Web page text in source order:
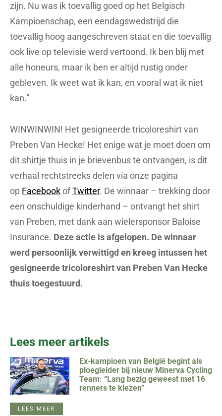
zijn. Nu was ik toevallig goed op het Belgisch
Kampioenschap, een eendagswedstrijd die
toevallig hoog aangeschreven staat en die toevallig
ook live op televisie werd vertoond. Ik ben blij met
alle honeurs, maar ik ben er altijd rustig onder
gebleven. Ik weet wat ik kan, en vooral wat ik niet
kan.”
WINWINWIN! Het gesigneerde tricoloreshirt van
Preben Van Hecke! Het enige wat je moet doen om
dit shirtje thuis in je brievenbus te ontvangen, is dit
verhaal rechtstreeks delen via onze pagina
op FacebookofTwitter. De winnaar – trekking door
een onschuldige kinderhand – ontvangt het shirt
van Preben, met dank aan wielersponsor Baloise
Insurance. Deze actie is afgelopen. De winnaar
werd persoonlijk verwittigd en kreeg intussen het
gesigneerde tricoloreshirt van Preben Van Hecke
thuis toegestuurd.
Lees meer artikels
Ex-kampioen van België begint als
ploegleider bij nieuw Minerva Cycling
Team: “Lang bezig geweest met 16
renners te kiezen”
LEES MEER